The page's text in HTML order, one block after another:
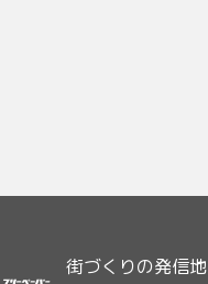
街づくりの発信